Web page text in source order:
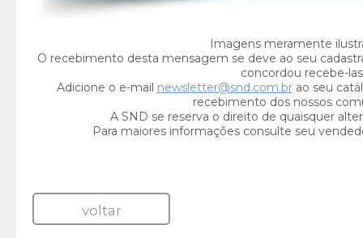
Imagens meramente
O recebimento desta mensagem se deve ao seu
concordou recebe-
Adicione o e-mail newsletter@snd.com.brao seu
recebimento dos nossos
A SND se reserva o direito de quaisquer
Para maiores informações consulte seu
voltar